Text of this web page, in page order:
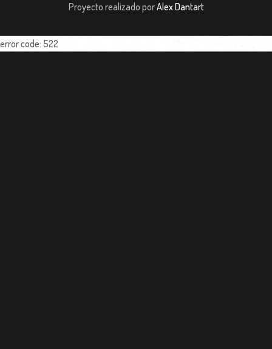
Proyecto realizado porAlex Dantart
error code: 522